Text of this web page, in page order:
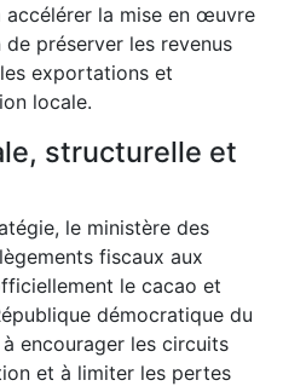
la mise en œuvre
préserver les revenus
exportations et
locale.
structurelle et
le ministère des
fiscaux aux
le cacao et
démocratique du
encourager les circuits
et à limiter les pertes